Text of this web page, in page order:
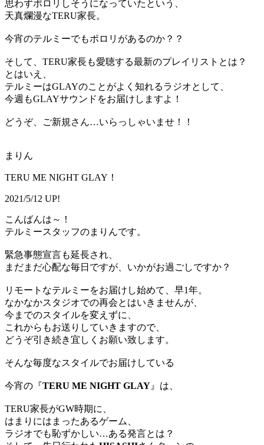
思わずポロリしそうになっていたという、
天真爛漫なTERU家長。
今宵のテルミーでもポロリがあるのか？？
そして、TERU家長も愛聴する最新のプレイリストとは？
とはいえ、
テルミーはGLAYのことがよく知れるラジオとして、
今週もGLAYサウンドをお届けしますよ！
どうぞ、ご新規さん…いらっしゃいませ！！
まりん
TERU ME NIGHT GLAY！
2021/5/12 UP!
こんばんは～！
テルミースタッフのまりんです。
緊急事態宣言も延長され、
まだまだ心配な毎日ですが、いかがお過ごしですか？
リモートなテルミーをお届けし始めて、早1年。
なかなかスタジオでの再会とはいきませんが、
今までのスタイルを変えずに、
これからもお送りしていきますので、
どうぞ引き続き宜しくお願い致します。
そんな毎度なスタイルでお届けしている
今宵の『TERU ME NIGHT GLAY 』は、
TERU家長がGW時期に、
はまりにはまったあるゲーム、
ラジオでも恥ずかしい…ある発言とは？